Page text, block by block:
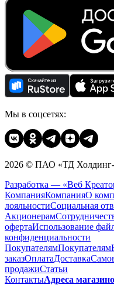
Мы в соцсетях:
2026 © ПАО «ТД
Разработка — «Веб
КомпанияКомпанияО
лояльностиСоциальная
Акционерам
офертаИспользование
конфиденциальности
ПокупателямПокупателям
заказОплатаДоставка
продажиСтатьи
КонтактыАдреса